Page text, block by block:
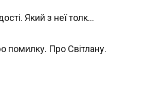
Який з неї толк…
помилку. Про Світлану.